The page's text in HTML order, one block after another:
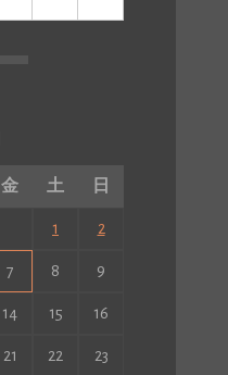
金 土 日
1 2
7 8 9
14 15 16
21 22 23